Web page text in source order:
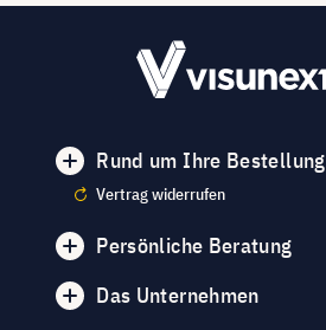
Rund um Ihre Bestellung
Vertrag widerrufen
Persönliche Beratung
Das Unternehmen